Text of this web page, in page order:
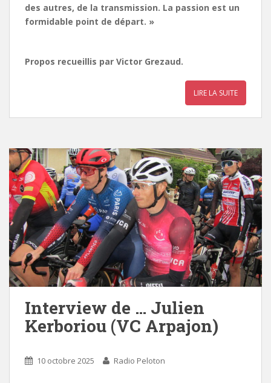
des autres, de la transmission. La passion est un
formidable point de départ. »
Propos recueillis par Victor Grezaud.
LIRE LA SUITE
Interview de … Julien
Kerboriou (VC Arpajon)
10 octobre 2025 Radio Peloton